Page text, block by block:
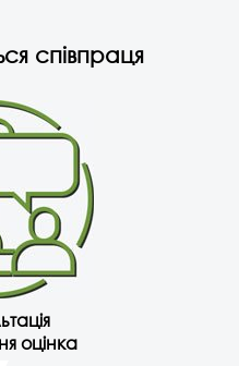
співпраця
оцінка